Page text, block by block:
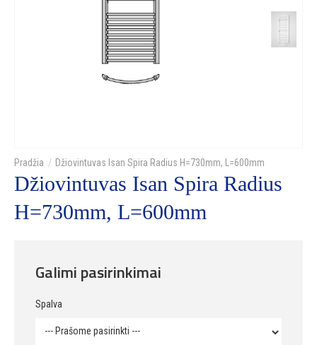
Džiovintuvas Isan Spira Radius H=730mm, L=600mm
Džiovintuvas Isan Spira Radius
H=730mm, L=600mm
Galimi pasirinkimai
Spalva